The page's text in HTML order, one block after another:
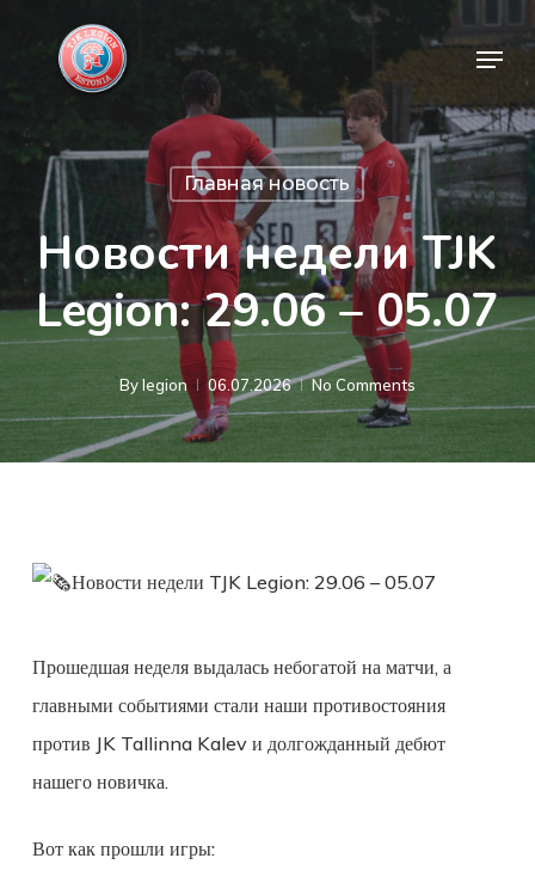
content
Menu
Главная новость
Новости недели TJK
Legion: 29.06 – 05.07
Bylegion 06.07.2026 No Comments
Новости недели TJK Legion: 29.06 – 05.07
​Прошедшая неделя выдалась небогатой на матчи, а
главными событиями стали наши противостояния
против JK Tallinna Kalev и долгожданный дебют
нашего новичка.
​Вот как прошли игры:
Menu